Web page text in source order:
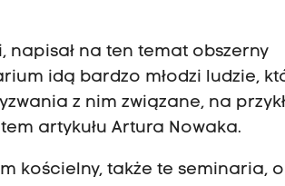
napisał na ten temat obszerny
idą bardzo młodzi ludzie,
z nim związane, na
artykułu Artura Nowaka.
kościelny, także te seminaria, o